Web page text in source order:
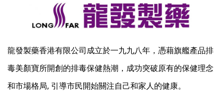
龍發製藥香港有限公司成立於一九九八年，憑藉旗艦產品排
毒美顏寶所開創的排毒保健熱潮，成功突破原有的保健理念
和市場格局, 引導市民開始關注自己和家人的健康。